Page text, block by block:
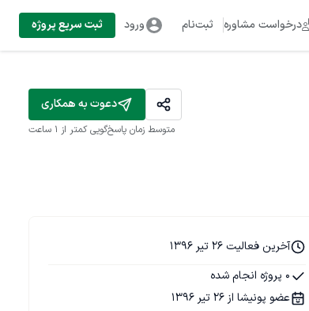
درخواست مشاوره ثبت‌نام ورود ثبت سریع پروژه
دعوت به همکاری
متوسط زمان پاسخ‌گویی کمتر از 1 ساعت
آخرین فعالیت 26 تیر 1396
0 پروژه انجام شده
عضو پونیشا از 26 تیر 1396